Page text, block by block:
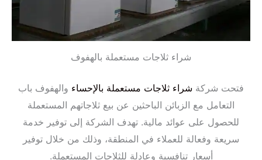
شراء ثلاجات مستعملة بالهفوف
فتحت شركة شراء ثلاجات مستعملة بالإحساء والهفوف باب
التعامل مع الزبائن الباحثين عن بيع ثلاجاتهم المستعملة
للحصول على عوائد مالية. تهدف الشركة إلى توفير خدمة
سريعة وفعالة للعملاء في المنطقة، وذلك من خلال توفير
أسعار تنافسية وعادلة للثلاجات المستعملة.